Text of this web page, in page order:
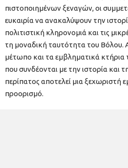
πιστοποιημένων ξεναγών, οι
ευκαιρία να ανακαλύψουν την
πολιτιστική κληρονομιά και τις
τη μοναδική ταυτότητα του Βόλου.
μέτωπο και τα εμβληματικά κτήρια
που συνδέονται με την ιστορία και
περίπατος αποτελεί μια ξεχωριστή
προορισμό.